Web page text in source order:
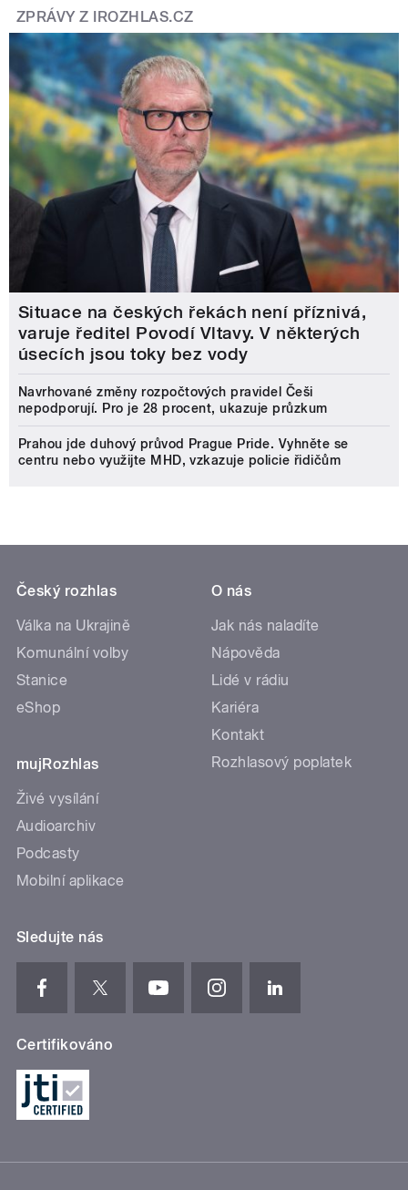
ZPRÁVY Z IROZHLAS.CZ
Situace na českých řekách není příznivá,
varuje ředitel Povodí Vltavy. V některých
úsecích jsou toky bez vody
Navrhované změny rozpočtových pravidel Češi
nepodporují. Pro je 28 procent, ukazuje průzkum
Prahou jde duhový průvod Prague Pride. Vyhněte se
centru nebo využijte MHD, vzkazuje policie řidičům
Český rozhlas
Válka na Ukrajině
Komunální volby
Stanice
eShop
mujRozhlas
Živé vysílání
Audioarchiv
Podcasty
Mobilní aplikace
O nás
Jak nás naladíte
Nápověda
Lidé v rádiu
Kariéra
Kontakt
Rozhlasový poplatek
Sledujte nás
Certifikováno